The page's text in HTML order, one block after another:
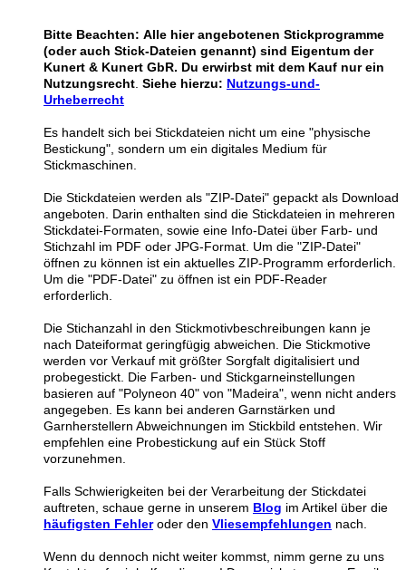
Bitte Beachten: Alle hier angebotenen Stickprogramme
(oder auch Stick-Dateien genannt) sind Eigentum der
Kunert & Kunert GbR. Du erwirbst mit dem Kauf nur ein
Nutzungsrecht Siehe hierzu: Nutzungs-und-
Urheberrecht
Es handelt sich bei Stickdateien nicht um eine "physische
Bestickung", sondern um ein digitales Medium für
Stickmaschinen.
Die Stickdateien werden als "ZIP-Datei" gepackt als Download
angeboten. Darin enthalten sind die Stickdateien in mehreren
Stickdatei-Formaten, sowie eine Info-Datei über Farb- und
Stichzahl im PDF oder JPG-Format. Um die "ZIP-Datei"
öffnen zu können ist ein aktuelles ZIP-Programm erforderlich.
Um die "PDF-Datei" zu öffnen ist ein PDF-Reader
erforderlich.
Die Stichanzahl in den Stickmotivbeschreibungen kann je
nach Dateiformat geringfügig abweichen. Die Stickmotive
werden vor Verkauf mit größter Sorgfalt digitalisiert und
probegestickt. Die Farben- und Stickgarneinstellungen
basieren auf "Polyneon 40" von "Madeira", wenn nicht anders
angegeben. Es kann bei anderen Garnstärken und
Garnherstellern Abweichnungen im Stickbild entstehen. Wir
empfehlen eine Probestickung auf ein Stück Stoff
vorzunehmen.
Falls Schwierigkeiten bei der Verarbeitung der Stickdatei
auftreten, schaue gerne in unserem Blog im Artikel über die
häufigsten Fehleroder den Vliesempfehlungen nach.
Wenn du dennoch nicht weiter kommst, nimm gerne zu uns